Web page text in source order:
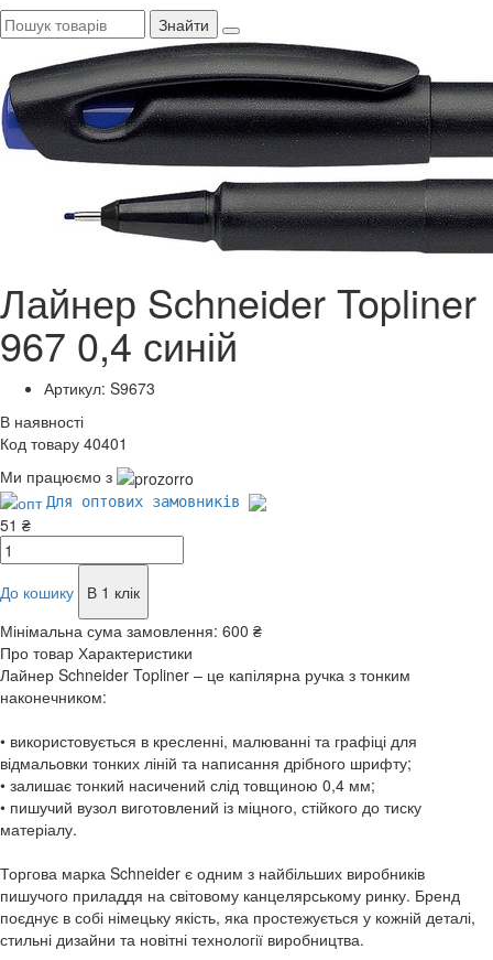
Знайти
Лайнер Schneider Topliner
967 0,4 синій
Артикул: S9673
В наявності
Код товару 40401
Ми працюємо з
Для оптових замовників
51 ₴
До кошику
В 1 клік
Мінімальна сума замовлення: 600 ₴
Про товар Характеристики
Лайнер Schneider Topliner – це капілярна ручка з тонким
наконечником:
• використовується в кресленні, малюванні та графіці для
відмальовки тонких ліній та написання дрібного шрифту;
• залишає тонкий насичений слід товщиною 0,4 мм;
• пишучий вузол виготовлений із міцного, стійкого до тиску
матеріалу.
Торгова марка Schneider є одним з найбільших виробників
пишучого приладдя на світовому канцелярському ринку. Бренд
поєднує в собі німецьку якість, яка простежується у кожній деталі,
стильні дизайни та новітні технології виробництва.